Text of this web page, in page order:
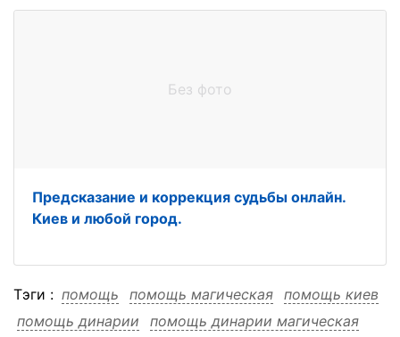
Без фото
Предсказание и коррекция судьбы онлайн.
Киев и любой город.
Тэги : помощь помощь магическая помощь киев
помощь динарии
помощь динарии магическая